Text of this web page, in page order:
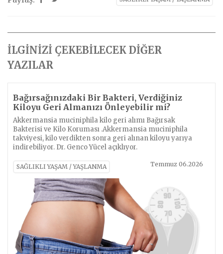
İLGİNİZİ ÇEKEBİLECEK DİĞER
YAZILAR
Bağırsağınızdaki Bir Bakteri, Verdiğiniz
Kiloyu Geri Almanızı Önleyebilir mi?
Akkermansia muciniphila kilo geri alımı Bağırsak
Bakterisi ve Kilo Koruması .Akkermansia muciniphila
takviyesi, kilo verdikten sonra geri alınan kiloyu yarıya
indirebiliyor. Dr. Genco Yücel açıklıyor.
SAĞLIKLI YAŞAM / YAŞLANMA Temmuz 06.2026